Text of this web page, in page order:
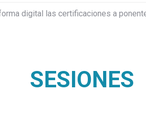
digital las certificaciones a
SESIONES